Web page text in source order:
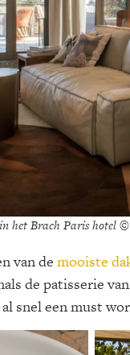
het Brach Paris hotel
van demooiste
de patisserie
snel een must